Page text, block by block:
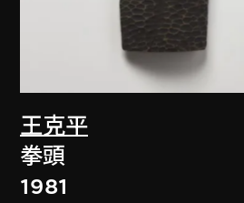
王克平
拳頭
1981